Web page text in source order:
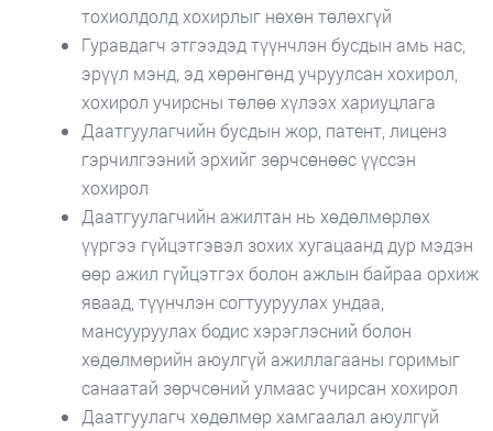
тохиолдолд хохирлыг нөхөн төлөхгүй
Гуравдагч этгээдэд түүнчлэн бусдын амь нас,
эрүүл мэнд, эд хөрөнгөнд учруулсан хохирол,
хохирол учирсны төлөө хүлээх хариуцлага
Даатгуулагчийн бусдын жор, патент, лиценз
гэрчилгээний эрхийг зөрчсөнөөс үүссэн
хохирол
Даатгуулагчийн ажилтан нь хөдөлмөрлөх
үүргээ гүйцэтгэвэл зохих хугацаанд дур мэдэн
өөр ажил гүйцэтгэх болон ажлын байраа орхиж
яваад, түүнчлэн согтууруулах ундаа,
мансууруулах бодис хэрэглэсний болон
хөдөлмөрийн аюулгүй ажиллагааны горимыг
санаатай зөрчсөний улмаас учирсан хохирол
Даатгуулагч хөдөлмөр хамгаалал аюулгүй